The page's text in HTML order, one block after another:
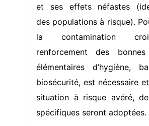
et ses effets néfastes
des populations à risque).
la contamination
renforcement des
élémentaires d’hygiène,
biosécurité, est nécessaire
situation à risque avéré,
spécifiques seront adoptées.